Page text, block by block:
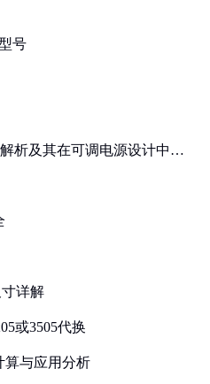
号
析及其在可调电源设计中的
详解
或3505代换
算与应用分析